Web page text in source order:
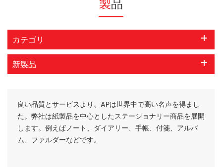
カテゴリ
新製品
良い品質とサービスより、APは世界中で高い名声を得まし
た。弊社は紙製品を中心としたステーショナリー商品を展開
します。例えばノート、ダイアリー、手帳、付箋、アルバ
ム、ファルダーなどです。